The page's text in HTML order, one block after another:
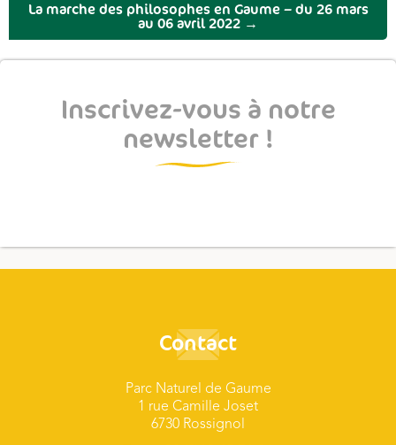
La marche des philosophes en Gaume – du 26 mars
au 06 avril 2022 →
Inscrivez-vous à notre
newsletter !
Contact
Parc Naturel de Gaume
1 rue Camille Joset
6730 Rossignol